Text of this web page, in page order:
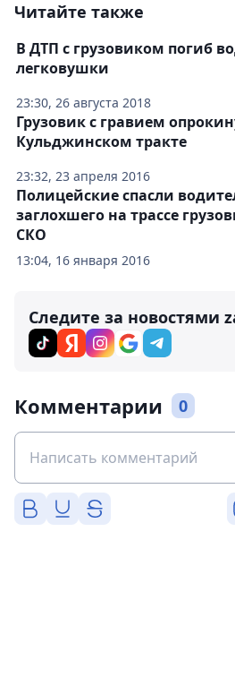
Читайте также
23:30, 26 августа 2018
В ДТП с грузовиком погиб
легковушки
23:32, 23 апреля 2016
Грузовик с гравием
Кульджинском тракте
13:04, 16 января 2016
Полицейские спасли
заглохшего на трассе
СКО
Следите за новостями
Комментарии 0